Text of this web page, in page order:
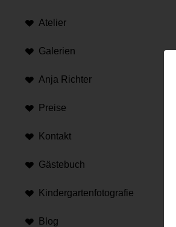
Atelier
Galerien
Anja Richter
Preise
Kontakt
Gästebuch
Kindergartenfotografie
Blog